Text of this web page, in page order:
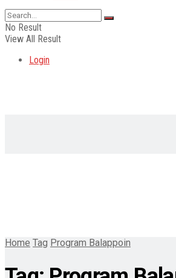
No Result
View All Result
Login
Home Tag Program Balappoin